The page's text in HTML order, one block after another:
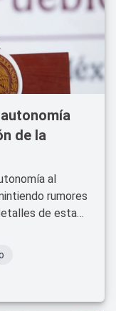
de la
al
rumores
de esta